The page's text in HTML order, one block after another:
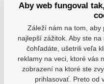
2
Parametre
Aby web fungoval
Záleží nám na tom, aby
najlepší zážitok. Aby ste
čohľadáte, ušetrili veľa
reklamy na veci, ktoré vás
zobrazení na ktoré ste
prihlasovať. Preto od